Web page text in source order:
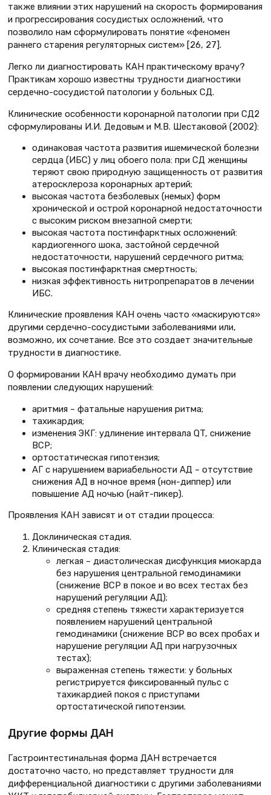
также влиянии этих нарушений на скорость формирования
и прогрессирования сосудистых осложнений, что
позволило нам сформулировать понятие «феномен
раннего старения регуляторных систем» [26, 27].
Легко ли диагностировать КАН практическому врачу?
Практикам хорошо известны трудности диагностики
сердечно-сосудистой патологии у больных СД.
Клинические особенности коронарной патологии при СД2
сформулированы И.И. Дедовым и М.В. Шестаковой (2002):
одинаковая частота развития ишемической болезни
сердца (ИБС) у лиц обоего пола: при СД женщины
теряют свою природную защищенность от развития
атеросклероза коронарных артерий;
высокая частота безболевых (немых) форм
хронической и острой коронарной недостаточности
с высоким риском внезапной смерти;
высокая частота постинфарктных осложнений:
кардиогенного шока, застойной сердечной
недостаточности, нарушений сердечного ритма;
высокая постинфарктная смертность;
низкая эффективность нитропрепаратов в лечении
ИБС.
Клинические проявления КАН очень часто «маскируются»
другими сердечно-сосудистыми заболеваниями или,
возможно, их сочетание. Все это создает значительные
трудности в диагностике.
О формировании КАН врачу необходимо думать при
появлении следующих нарушений:
аритмия – фатальные нарушения ритма;
тахикардия;
изменения ЭКГ: удлинение интервала QT, снижение
ВСР;
ортостатическая гипотензия;
АГ с нарушением вариабельности АД – отсутствие
снижения АД в ночное время (нон-диппер) или
повышение АД ночью (найт-пикер).
Проявления КАН зависят и от стадии процесса:
Доклиническая стадия.
Клиническая стадия:
легкая – диастолическая дисфункция миокарда
без нарушения центральной гемодинамики
(снижение ВСР в покое и во всех тестах без
нарушений регуляции АД);
средняя степень тяжести характеризуется
появлением нарушений центральной
гемодинамики (снижение ВСР во всех пробах и
нарушение регуляции АД при нагрузочных
тестах);
выраженная степень тяжести: у больных
регистрируется фиксированный пульс с
тахикардией покоя с приступами
ортостатической гипотензии.
Другие формы ДАН
Гастроинтестинальная форма ДАН встречается
достаточно часто, но представляет трудности для
дифференциальной диагностики с другими заболеваниями